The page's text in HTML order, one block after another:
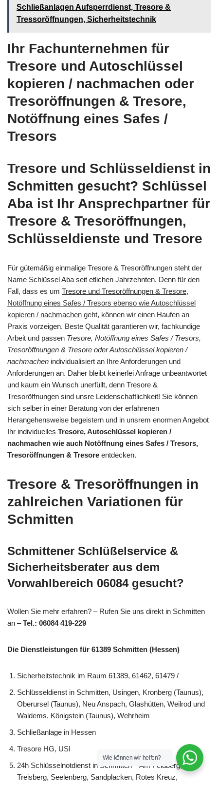
Schließanlagen Aufsperrdienst, Tresore &
Tressoröffnungen, Sicherheitstechnik
Ihr Fachunternehmen für
Tresore und Autoschlüssel
kopieren / nachmachen oder
Tresoröffnungen & Tresore,
Notöffnung eines Safes /
Tresors
Tresore und Schlüsseldienst in
Schmitten gesucht? Schlüssel
Aba ist Ihr Ansprechpartner für
Tresore & Tresoröffnungen,
Schlüsseldienste und Tresore
Für gütemäßig einmalige Tresore & Tresoröffnungen steht der
Name Schlüssel Aba seit etlichen Jahrzehnten. Denn für den
Fall, dass es um Tresore und Tresoröffnungen & Tresore,
Notöffnung eines Safes / Tresors ebenso wie Autoschlüssel
kopieren / nachmachen geht, können wir einen Haufen an
Praxis vorzeigen. Beste Qualität garantieren wir, fachkundige
Arbeit und passen Tresore, Notöffnung eines Safes / Tresors,
Tresoröffnungen & Tresore oder Autoschlüssel kopieren /
nachmachen individualisiert an Ihre Anforderungen und
Anforderungen an. Daher bleibt keinerlei Anfrage unbeantwortet
und kaum ein Wunsch unerfüllt, denn Tresore &
Tresoröffnungen sind unsre Leidenschaftlichkeit! Sie können
sich selber in einer Beratung von der erfahrenen
Herangehensweise begeistern und in unsrem enormen Angebot
Ihr individuelles Tresore, Autoschlüssel kopieren /
nachmachen wie auch Notöffnung eines Safes / Tresors,
Tresoröffnungen & Tresore entdecken.
Tresore & Tresoröffnungen in
zahlreichen Variationen für
Schmitten
Schmittener Schlüßelservice &
Sicherheitsberater aus dem
Vorwahlbereich 06084 gesucht?
Wollen Sie mehr erfahren? – Rufen Sie uns direkt in Schmitten
an –Tel.: 06084 419-229
Die Dienstleistungen für 61389 Schmitten (Hessen)
Sicherheitstechnik im Raum 61389, 61462, 61479 /
Schlüsseldienst in Schmitten, Usingen, Kronberg (Taunus),
Oberursel (Taunus), Neu Anspach, Glashütten, Weilrod und
Waldems, Königstein (Taunus), Wehrheim
Schließanlage in Hessen
Tresore HG, USI
24h Schlüsselnotdienst in Schmitten – Am Feldberg,
Treisberg, Seelenberg, Sandplacken, Rotes Kreuz,
Wie können wir helfen?